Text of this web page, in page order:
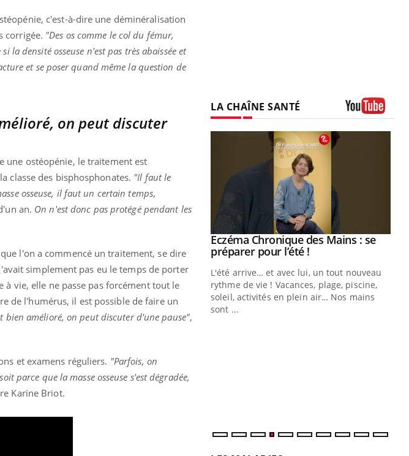
c'est-à-dire une déminéralisation
corrigée. "Des os comme le col du fémur,
la densité osseuse n'est pas très abaissée et
et se poser quand même la question de
on peut discuter
une ostéopénie, le traitement est
classe des bisphosphonates. "Il faut le
osseuse, il faut un certain temps,
an. On n'est donc pas protégé pendant les
l'on a commencé un traitement, se dire
simplement pas eu le temps de porter
vie, elle ne passe pas forcément tout le
de l'humérus, il est possible de faire un
bien amélioré, on peut discuter d'une pause",
et examens réguliers. "Parfois, on
parce que la masse osseuse s'est dégradée,
Karine Briot.
LA CHAÎNE SANTÉ
2
Youtube
Eczéma Chronique des Mains : se
préparer pour l’été !Youtube
L'été arrive… et avec lui, un tout nouveau
rythme de vie ! Vacances, plage, piscine,
soleil, activités en plein air… Nos mains
sont ...